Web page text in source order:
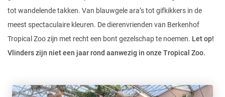
tot wandelende takken. Van blauwgele ara’s tot gifkikkers in de
meest spectaculaire kleuren. De dierenvrienden van Berkenhof
Tropical Zoo zijn met recht een bont gezelschap te noemen. Let op!
Vlinders zijn niet een jaar rond aanwezig in onze Tropical Zoo.